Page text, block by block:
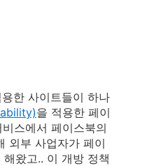
한 사이트들이 하나
을 적용한 페이
스에서 페이스북의
외부 사업자가 페이
왔고.. 이 개방 정책